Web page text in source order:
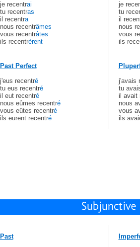
je recentrai
tu recentras
il recentra
nous recentrâmes
vous recentrâtes
ils recentrèrent
Past Perfect
j'eus recentré
tu eus recentré
il eut recentré
nous eûmes recentré
vous eûtes recentré
ils eurent recentré
je
tu
il
nous
vous
ils
j'avais
tu
il avait
nous
vous
ils
Past